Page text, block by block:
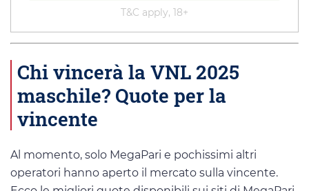
T&C apply, 18+
Chi vincerà la VNL 2025
maschile? Quote per la
vincente
Al momento, solo MegaPari e pochissimi altri
operatori hanno aperto il mercato sulla vincente.